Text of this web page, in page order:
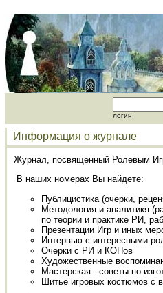
логин
Информация о журнале
Журнал, посвященный Ролевым
В наших номерах Вы найдете:
Публицистика (очерки,
Методология и аналитикя
по теории и практике РИ,
Презентации Игр и иных
Интервью с интересными
Очерки с РИ и КОНов
Художественные
Мастерская - советы по
Шитье игровых костюмов с